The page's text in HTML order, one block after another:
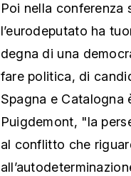
Poi nella conferenza
l’eurodeputato ha
degna di una
fare politica, di
Spagna e Catalogna
Puigdemont, "la
al conflitto che